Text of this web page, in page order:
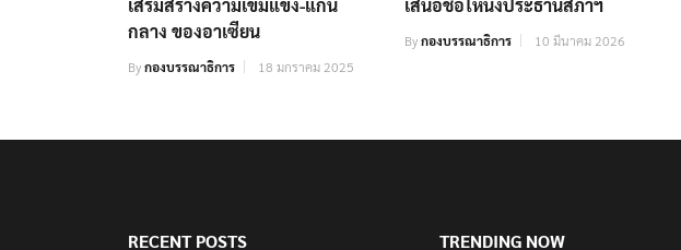
เสริมสร้างความเข้มแข็ง-แกน
กลาง ของอาเซียน
Byกองบรรณาธิการ 18 มกราคม 2025
เสนอชื่อให้นั่งประธานสภาฯ
Byกองบรรณาธิการ 10 มีนาคม 2026
RECENT POSTS TRENDING NOW